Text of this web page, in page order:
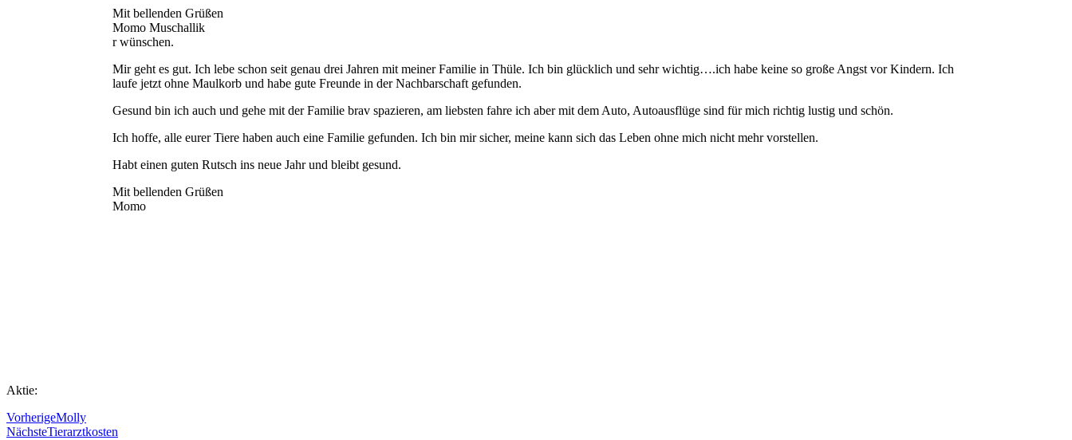
Mit bellenden Grüßen
Momo Muschallik
r wünschen.
Mir geht es gut. Ich lebe schon seit genau drei Jahren mit meiner Familie in Thüle. Ich bin glücklich und sehr wichtig….ich habe keine so große Angst vor Kindern. Ich
laufe jetzt ohne Maulkorb und habe gute Freunde in der Nachbarschaft gefunden.
Gesund bin ich auch und gehe mit der Familie brav spazieren, am liebsten fahre ich aber mit dem Auto, Autoausflüge sind für mich richtig lustig und schön.
Ich hoffe, alle eurer Tiere haben auch eine Familie gefunden. Ich bin mir sicher, meine kann sich das Leben ohne mich nicht mehr vorstellen.
Habt einen guten Rutsch ins neue Jahr und bleibt gesund.
Mit bellenden Grüßen
Momo
Aktie:
VorherigeMolly
NächsteTierarztkosten